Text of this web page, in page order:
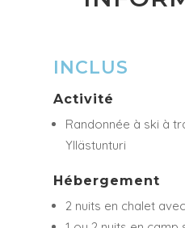
INCLUS
Activité
Randonnée à ski à
Yllästunturi
Hébergement
2 nuits en chalet